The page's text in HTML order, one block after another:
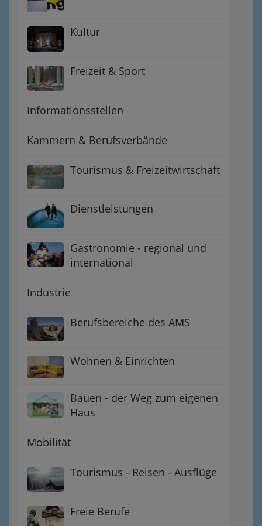
Kultur
Freizeit & Sport
Informationsstellen
Kammern & Berufsverbände
Tourismus & Freizeitwirtschaft
Dienstleistungen
Gastronomie - regional und
international
Industrie
Berufsbereiche des AMS
Wohnen & Einrichten
Bauen - der Weg zum eigenen
Haus
Mobilität
Tourismus - Reisen - Ausflüge
Freie Berufe